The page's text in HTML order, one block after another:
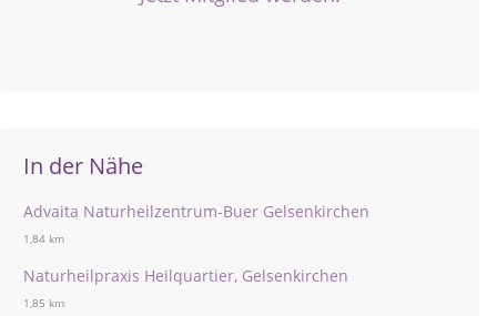
In der Nähe
Advaita Naturheilzentrum-Buer Gelsenkirchen
1,84 km
Naturheilpraxis Heilquartier, Gelsenkirchen
1,85 km